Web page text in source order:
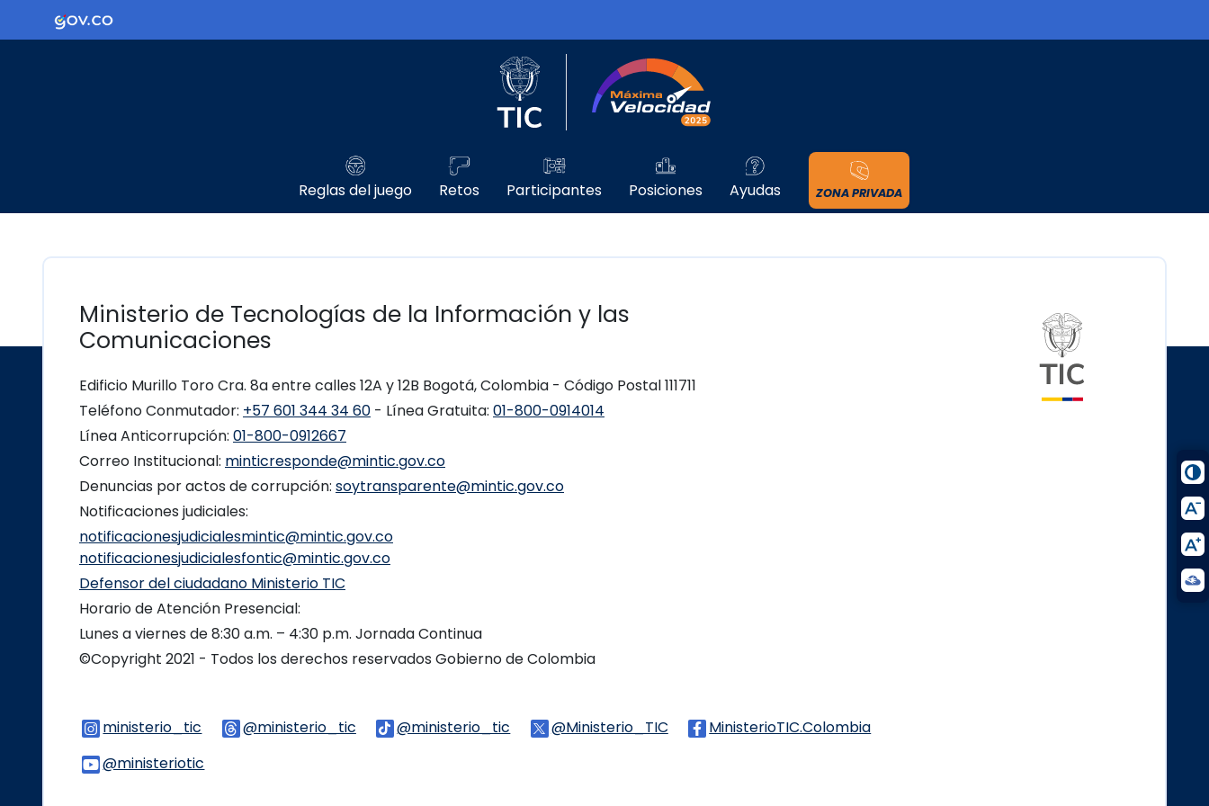
Ir al contenido principalLogo Gobierno de Colombia
Logo del Ministerio TIC
Reglas del juego Retos Participantes Posiciones Ayudas ZONA PRIVADA
Ministerio de Tecnologías de la Información y las
Comunicaciones
Edificio Murillo Toro Cra. 8a entre calles 12A y 12B Bogotá, Colombia - Código Postal 111711
Teléfono Conmutador: +57 601 344 34 60 - Línea Gratuita: 01-800-0914014
Línea Anticorrupción: 01-800-0912667
Correo Institucional: minticresponde@mintic.gov.co
Denuncias por actos de corrupción: soytransparente@mintic.gov.co
Notificaciones judiciales:
notificacionesjudicialesmintic@mintic.gov.co
notificacionesjudicialesfontic@mintic.gov.co
Defensor del ciudadano Ministerio TIC
Horario de Atención Presencial:
Lunes a viernes de 8:30 a.m. – 4:30 p.m. Jornada Continua
©Copyright 2021 - Todos los derechos reservados Gobierno de Colombia
ministerio_tic Logo Instagram
@ministerio_tic Logo Threads
@ministerio_tic Logo Tiktok
@Ministerio_TIC Logo Twitter
MinisterioTIC.Colombia
@ministeriotic